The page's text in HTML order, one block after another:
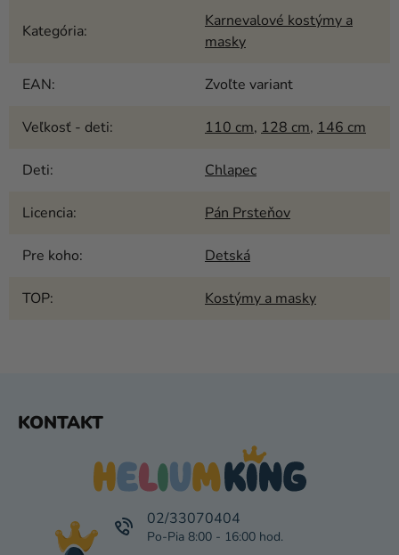
Kategória:
Karnevalové kostýmy a
masky
EAN: Zvoľte variant
Veľkosť - deti: 110 cm, 128 cm, 146 cm
Deti: Chlapec
Licencia: Pán Prsteňov
Pre koho: Detská
TOP: Kostýmy a masky
KONTAKT
02/33070404